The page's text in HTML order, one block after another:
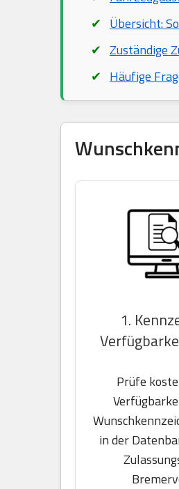
Übersicht:
Zuständige
Häufige
1.
Prüfe
in der